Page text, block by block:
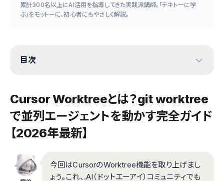
累計300名以上にAI活用を指導してきた実践派講師。「テキトーに学
ぶ」をモットーに、初心者にもやさしく解説。
目次
Cursor Worktreeとは？git worktree
で並列エージェントを動かす完全ガイド
【2026年最新】
今回はCursorのWorktree機能を取り上げまし
ょう。これ、.AI（ドットエーアイ）コミュニティでも